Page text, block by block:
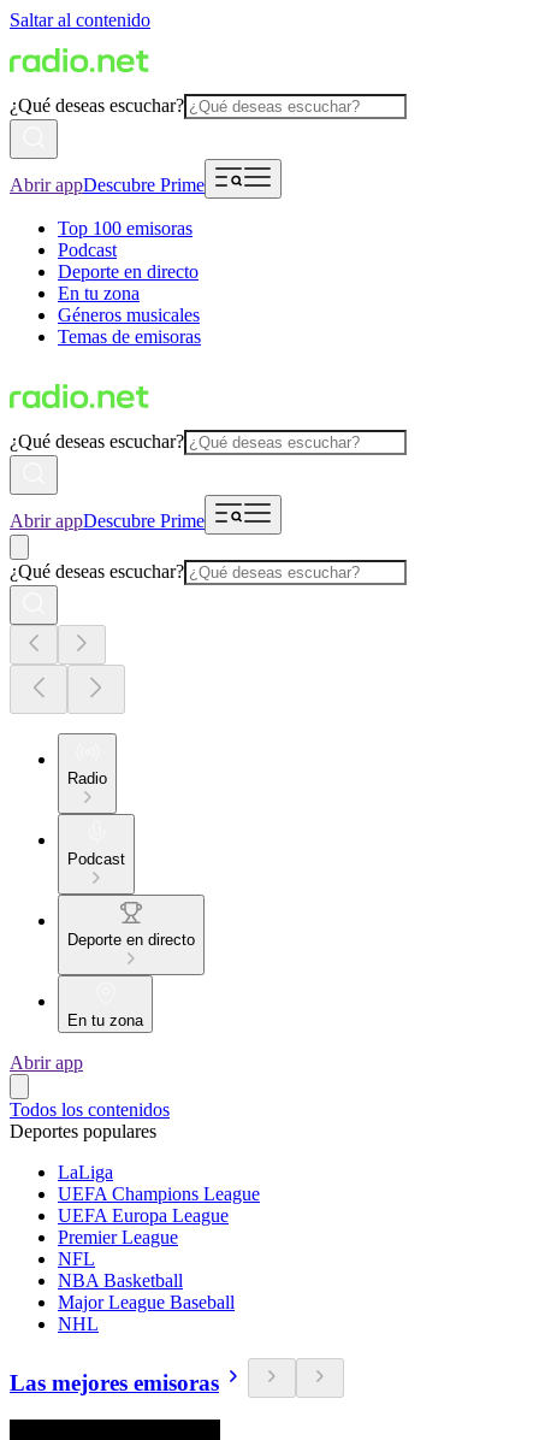
Saltar al contenido
¿Qué deseas escuchar?
Abrir appDescubre Prime
Top 100 emisoras
Podcast
Deporte en directo
En tu zona
Géneros musicales
Temas de emisoras
¿Qué deseas escuchar?
Abrir appDescubre Prime
¿Qué deseas escuchar?
Radio
Podcast
Deporte en directo
En tu zona
Abrir app
Todos los contenidos
Deportes populares
LaLiga
UEFA Champions League
UEFA Europa League
Premier League
NFL
NBA Basketball
Major League Baseball
NHL
Las mejores emisoras